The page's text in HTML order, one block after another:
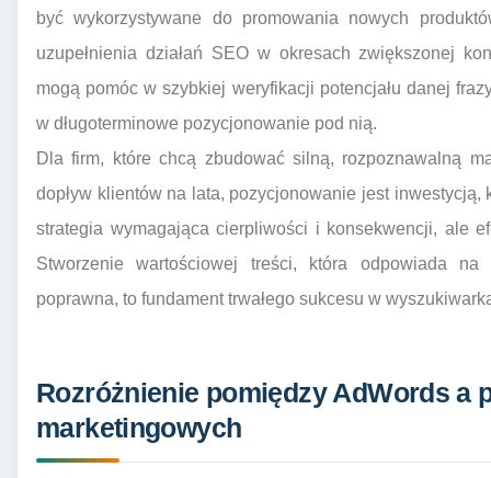
być wykorzystywane do promowania nowych
uzupełnienia działań SEO w okresach zwiększonej
mogą pomóc w szybkiej weryfikacji potencjału danej
w długoterminowe pozycjonowanie pod nią.
Dla firm, które chcą zbudować silną, rozpoznawalną
dopływ klientów na lata, pozycjonowanie jest
strategia wymagająca cierpliwości i konsekwencji, ale
Stworzenie wartościowej treści, która odpowiada
poprawna, to fundament trwałego sukcesu w
Rozróżnienie pomiędzy AdWords a
marketingowych